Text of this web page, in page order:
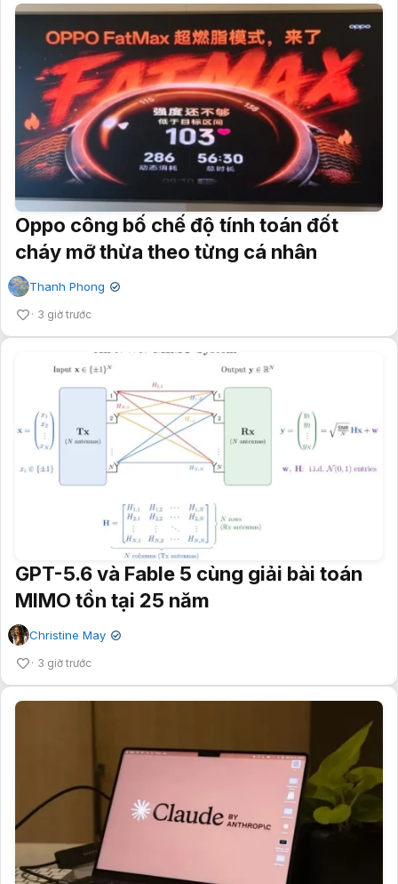
Oppo công bố chế độ tính toán đốt
cháy mỡ thừa theo từng cá nhân
Thanh Phong ✔
3 giờ trước
GPT-5.6 và Fable 5 cùng giải bài toán
MIMO tồn tại 25 năm
Christine May ✔
3 giờ trước